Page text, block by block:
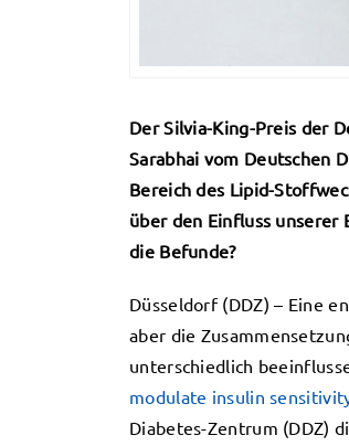
Der Silvia-King-Preis der
Sarabhai vom Deutschen
Bereich des Lipid-
über den Einfluss unserer
die Befunde?
Düsseldorf (DDZ) – Eine
aber die
unterschiedlich
modulate insulin
Diabetes-Zentrum (DDZ)